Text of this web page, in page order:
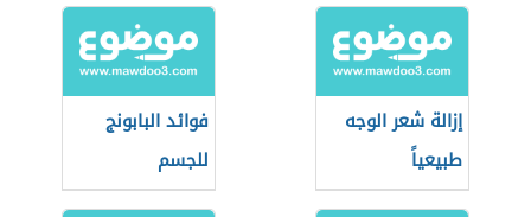
إزالة شعر الوجه
طبيعياً
فوائد البابونج
للجسم